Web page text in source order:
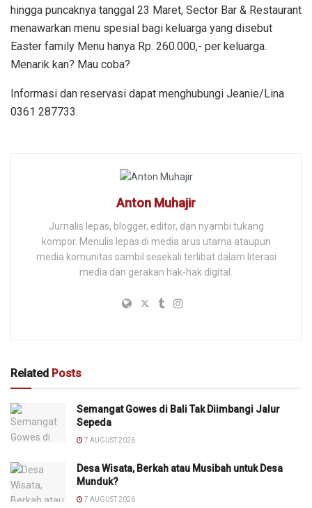
hingga puncaknya tanggal 23 Maret, Sector Bar & Restaurant
menawarkan menu spesial bagi keluarga yang disebut
Easter family Menu hanya Rp. 260.000,- per keluarga.
Menarik kan? Mau coba?
Informasi dan reservasi dapat menghubungi Jeanie/Lina
0361 287733.
Anton Muhajir
Jurnalis lepas, blogger, editor, dan nyambi tukang
kompor. Menulis lepas di media arus utama ataupun
media komunitas sambil sesekali terlibat dalam literasi
media dan gerakan hak-hak digital.
Related Posts
Semangat Gowes di Bali Tak Diimbangi Jalur
Sepeda
7 AUGUST 2026
Desa Wisata, Berkah atau Musibah untuk Desa
Munduk?
7 AUGUST 2026